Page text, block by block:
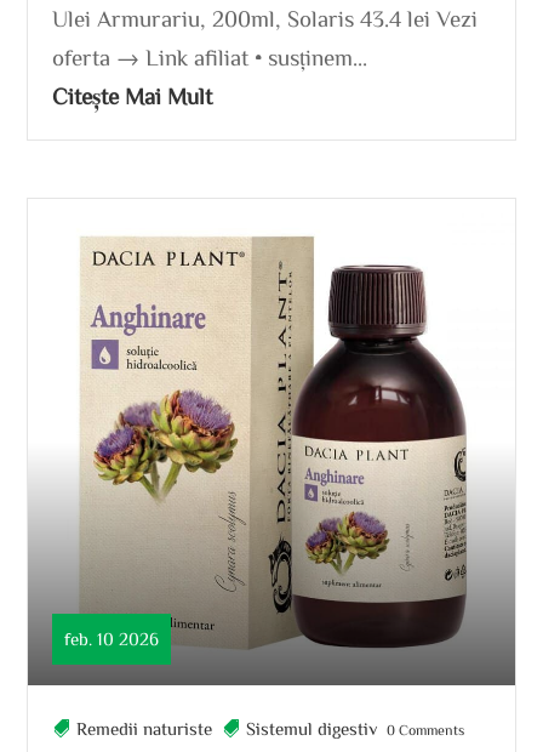
Ulei Armurariu, 200ml, Solaris 43.4 lei Vezi
oferta → Link afiliat • susținem...
Citește Mai Mult
feb. 10 2026
Remedii naturiste Sistemul digestiv 0 Comments